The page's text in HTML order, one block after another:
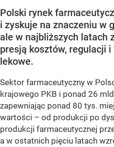
Polski rynek
i zyskuje na znaczeniu w
ale w najbliższych latach
presją kosztów, regulacji
lekowe.
Sektor farmaceutyczny w
krajowego PKB i ponad 26
zapewniając ponad 80 tys.
wartości – od produkcji po
produkcji farmaceutycznej
a w ostatnich pięciu latach